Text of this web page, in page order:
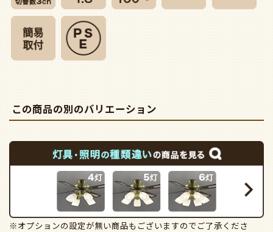
この商品の別のバリエーション
※オプションの設定が無い商品もございますのでご了承くださ